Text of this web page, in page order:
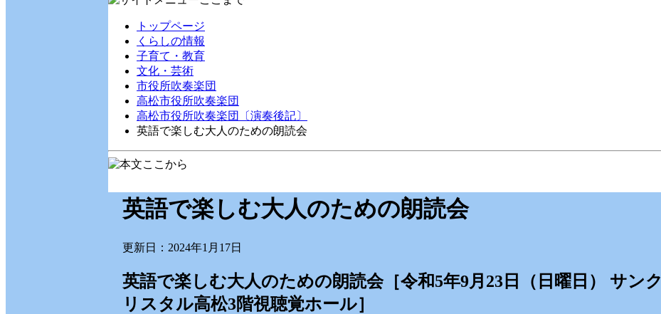
トップページ
くらしの情報
子育て・教育
文化・芸術
市役所吹奏楽団
高松市役所吹奏楽団
高松市役所吹奏楽団〔演奏後記〕
英語で楽しむ大人のための朗読会
英語で楽しむ大人のための朗読会
更新日：2024年1月17日
英語で楽しむ大人のための朗読会［令和5年9月23日（日曜日） サンク
リスタル高松3階視聴覚ホール］